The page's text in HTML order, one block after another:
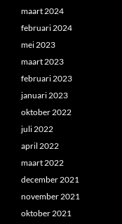
maart 2024
februari 2024
mei 2023
maart 2023
februari 2023
januari 2023
oktober 2022
juli 2022
april 2022
maart 2022
december 2021
november 2021
oktober 2021